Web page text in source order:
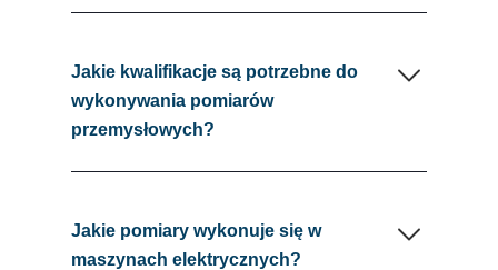
Jakie pomiary wykonuje się w
maszynach elektrycznych?
Jakie kwalifikacje są potrzebne do
wykonywania pomiarów
przemysłowych?